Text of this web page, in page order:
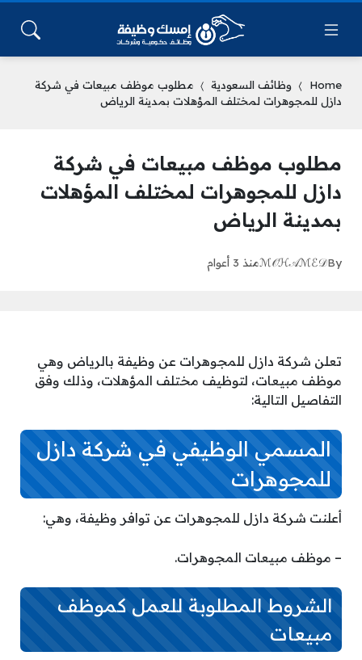
Home وظائف السعودية
مطلوب موظف مبيعات في شركة
دازل للمجوهرات لمختلف المؤهلات بمدينة الرياض
مطلوب موظف مبيعات في شركة
دازل للمجوهرات لمختلف المؤهلات
بمدينة الرياض
By
ℳ𝒪ℋ𝒜ℳℰ𝒟منذ 3 أعوام
تعلن شركة دازل للمجوهرات عن وظيفة بالرياض وهي
موظف مبيعات، لتوظيف مختلف المؤهلات، وذلك وفق
التفاصيل التالية:
المسمي الوظيفي في شركة دازل
للمجوهرات
أعلنت شركة دازل للمجوهرات عن توافر وظيفة، وهي:
– موظف مبيعات المجوهرات.
الشروط المطلوبة للعمل كموظف
مبيعات